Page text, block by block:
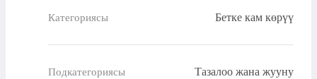
Категориясы Бетке кам көрүү
Подкатегориясы Тазалоо жана жууну